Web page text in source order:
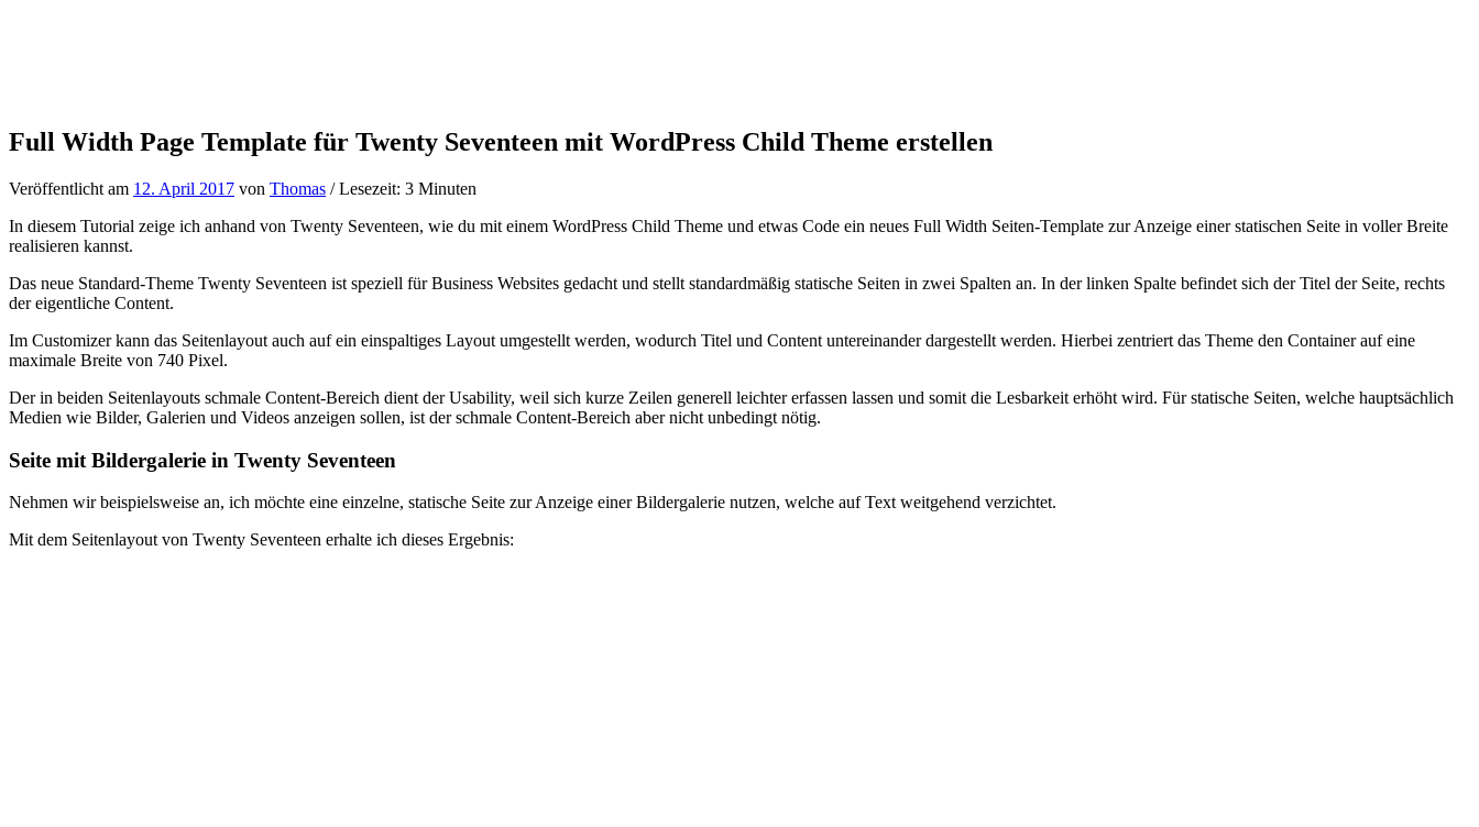
Full Width Page Template für Twenty Seventeen mit WordPress Child Theme erstellen
Veröffentlicht am 12. April 2017 von Thomas / Lesezeit: 3 Minuten
In diesem Tutorial zeige ich anhand von Twenty Seventeen, wie du mit einem WordPress Child Theme und etwas Code ein neues Full Width Seiten-Template zur Anzeige einer statischen Seite in voller Breite
realisieren kannst.
Das neue Standard-Theme Twenty Seventeen ist speziell für Business Websites gedacht und stellt standardmäßig statische Seiten in zwei Spalten an. In der linken Spalte befindet sich der Titel der Seite, rechts
der eigentliche Content.
Im Customizer kann das Seitenlayout auch auf ein einspaltiges Layout umgestellt werden, wodurch Titel und Content untereinander dargestellt werden. Hierbei zentriert das Theme den Container auf eine
maximale Breite von 740 Pixel.
Der in beiden Seitenlayouts schmale Content-Bereich dient der Usability, weil sich kurze Zeilen generell leichter erfassen lassen und somit die Lesbarkeit erhöht wird. Für statische Seiten, welche hauptsächlich
Medien wie Bilder, Galerien und Videos anzeigen sollen, ist der schmale Content-Bereich aber nicht unbedingt nötig.
Seite mit Bildergalerie in Twenty Seventeen
Nehmen wir beispielsweise an, ich möchte eine einzelne, statische Seite zur Anzeige einer Bildergalerie nutzen, welche auf Text weitgehend verzichtet.
Mit dem Seitenlayout von Twenty Seventeen erhalte ich dieses Ergebnis: